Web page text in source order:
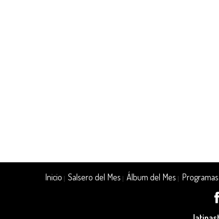
Inicio |Salsero del Mes |Álbum del Mes Programas